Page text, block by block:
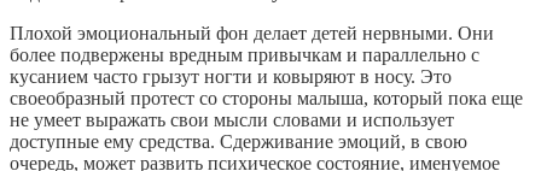
Плохой эмоциональный фон делает детей нервными. Они
более подвержены вредным привычкам и параллельно с
кусанием часто грызут ногти и ковыряют в носу. Это
своеобразный протест со стороны малыша, который пока еще
не умеет выражать свои мысли словами и использует
доступные ему средства. Сдерживание эмоций, в свою
очередь, может развить психическое состояние, именуемое